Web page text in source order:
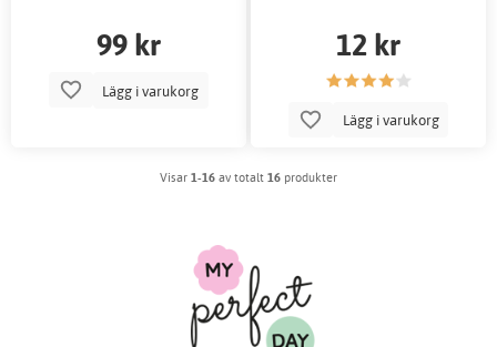
99 kr
Lägg i varukorg
12 kr
Lägg i varukorg
Visar 1-16 av totalt 16 produkter